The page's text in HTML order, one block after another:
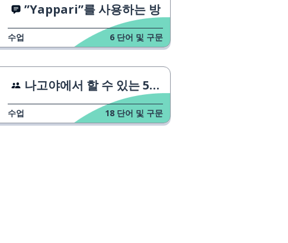
”Yappari”를 사용하는 방
수업 6 단어 및 구문
나고야에서 할 수 있는 5가지
수업 18 단어 및 구문